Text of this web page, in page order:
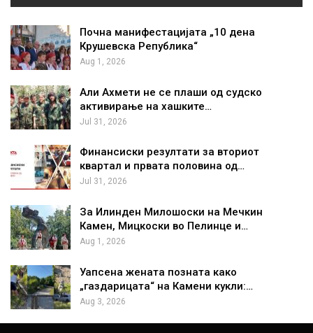
Почна манифестацијата „10 дена
Крушевска Република“
Aug 1, 2026
Али Ахмети не се плаши од судско
активирање на хашките…
Jul 31, 2026
Финансиски резултати за вториот
квартал и првата половина од…
Jul 31, 2026
За Илинден Милошоски на Мечкин
Камен, Мицкоски во Пелинце и…
Aug 1, 2026
Уапсена жената позната како
„газдарицата“ на Камени кукли:…
Aug 3, 2026